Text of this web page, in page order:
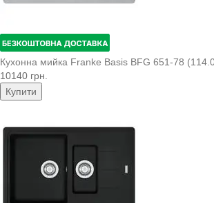
Кухонна мийка Franke Basis BFG 651-78
10140 грн.
Купити